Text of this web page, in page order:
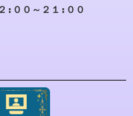
:００～２１:００